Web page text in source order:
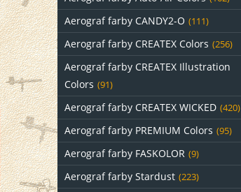
Aerograf farby CANDY2-O (111)
Aerograf farby CREATEX Colors (256)
Aerograf farby CREATEX Illustration
Colors (91)
Aerograf farby CREATEX WICKED (420)
Aerograf farby PREMIUM Colors (95)
Aerograf farby FASKOLOR (9)
Aerograf farby Stardust (223)